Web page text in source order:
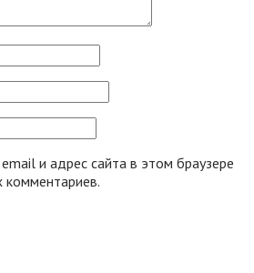
и адрес сайта в этом браузере